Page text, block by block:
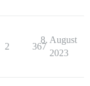
2 367
8. August
2023